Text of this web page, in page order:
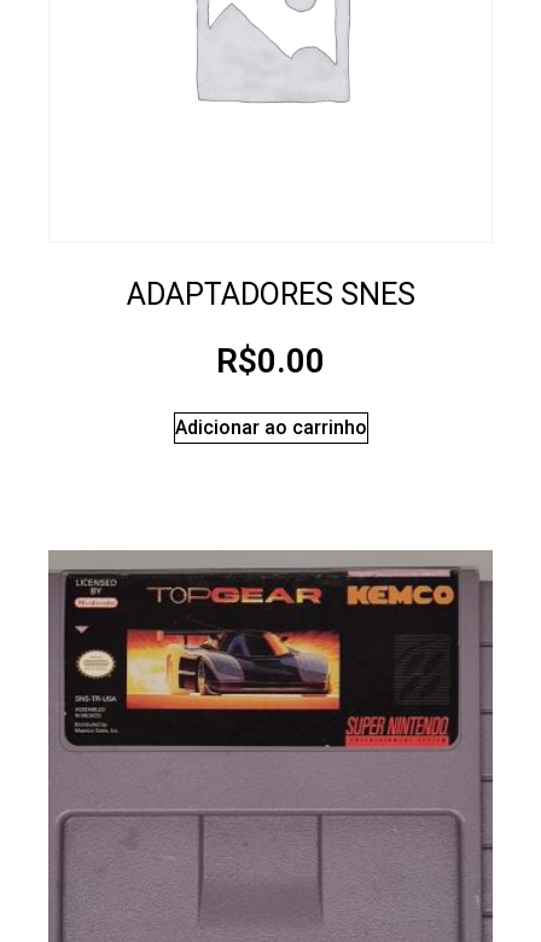
ADAPTADORES SNES
R$0.00
Adicionar ao carrinho